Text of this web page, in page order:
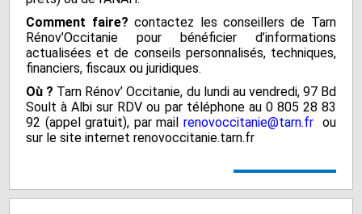
Comment faire? contactez les conseillers de Tarn
Rénov’Occitanie pour bénéficier d’informations
actualisées et de conseils personnalisés, techniques,
financiers, fiscaux ou juridiques.
Où ? Tarn Rénov’ Occitanie, du lundi au vendredi, 97 Bd
Soult à Albi sur RDV ou par téléphone au 0 805 28 83
92 (appel gratuit), par mail renovoccitanie@tarn.frou
sur le site internet renovoccitanie.tarn.fr